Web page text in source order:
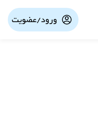
ورود/عضویت